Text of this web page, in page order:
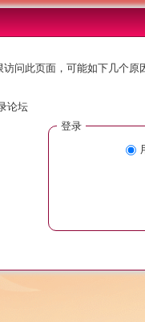
问此页面，可能如下几个原
论坛
登录